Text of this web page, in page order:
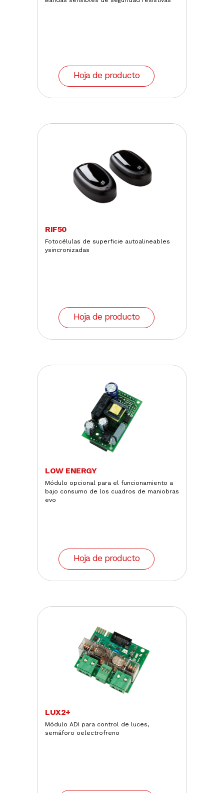
Hoja de producto
RIF50
Fotocélulas de superficie autoalineables
ysincronizadas
Hoja de producto
LOW ENERGY
Módulo opcional para el funcionamiento a
bajo consumo de los cuadros de maniobras
evo
Hoja de producto
LUX2+
Módulo ADI para control de luces,
semáforo oelectrofreno